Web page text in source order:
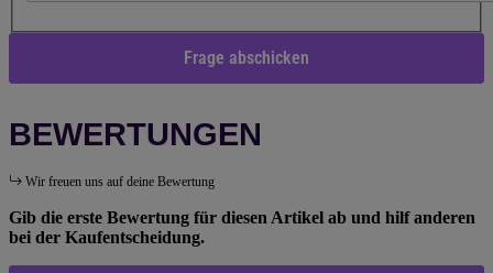
Frage abschicken
BEWERTUNGEN
Wir freuen uns auf deine Bewertung
Gib die erste Bewertung für diesen Artikel ab und hilf anderen
bei der Kaufentscheidung.